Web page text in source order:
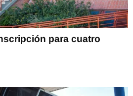
para cuatro